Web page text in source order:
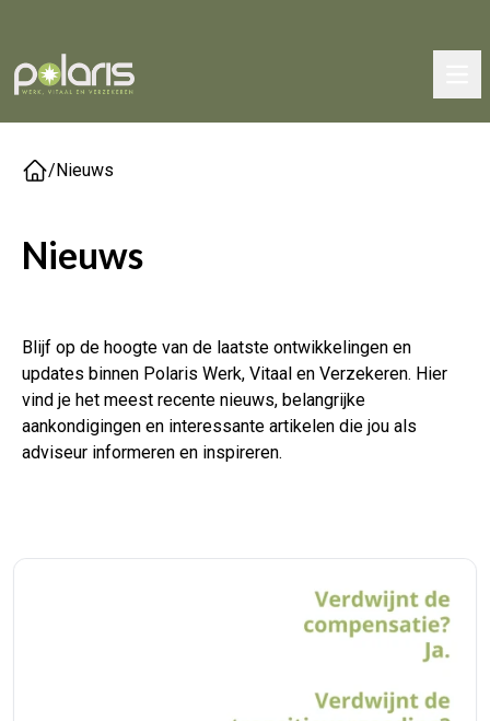
/Nieuws
Nieuws
Blijf op de hoogte van de laatste ontwikkelingen en
updates binnen Polaris Werk, Vitaal en Verzekeren. Hier
vind je het meest recente nieuws, belangrijke
aankondigingen en interessante artikelen die jou als
adviseur informeren en inspireren.